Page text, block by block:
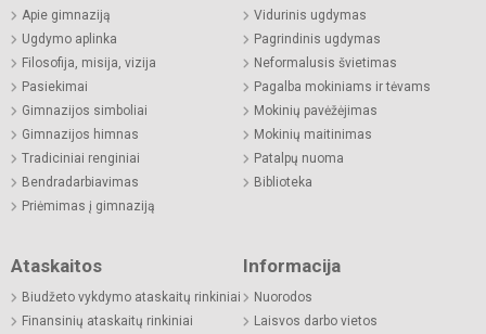
Apie gimnaziją
Ugdymo aplinka
Filosofija, misija, vizija
Pasiekimai
Gimnazijos simboliai
Gimnazijos himnas
Tradiciniai renginiai
Bendradarbiavimas
Priėmimas į gimnaziją
Vidurinis ugdymas
Pagrindinis ugdymas
Neformalusis švietimas
Pagalba mokiniams ir tėvams
Mokinių pavėžėjimas
Mokinių maitinimas
Patalpų nuoma
Biblioteka
Ataskaitos
Biudžeto vykdymo ataskaitų rinkiniai
Finansinių ataskaitų rinkiniai
Informacija
Nuorodos
Laisvos darbo vietos